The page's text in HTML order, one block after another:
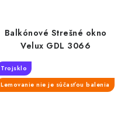
Balkónové Strešné okno
Velux GDL 3066
Trojsklo
Lemovanie nie je súčasťou balenia